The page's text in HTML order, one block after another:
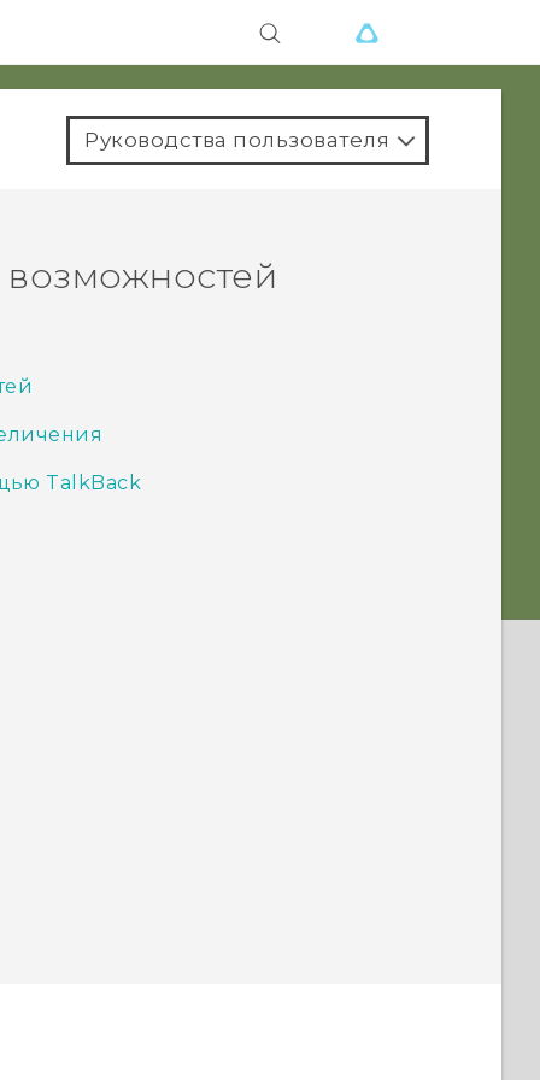
Руководства пользователя
TalkBack